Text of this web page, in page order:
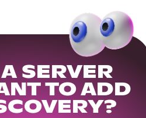
A SERVER
TO ADD